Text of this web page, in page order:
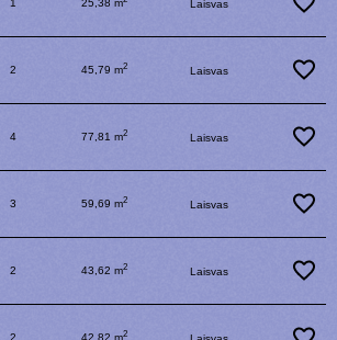
1 25,38 m Laisvas
2 45,79 m2 Laisvas
4 77,81 m2 Laisvas
3 59,69 m2 Laisvas
2 43,62 m2 Laisvas
2 42,82 m2